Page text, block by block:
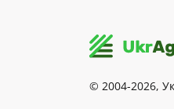
© 2004-2026,